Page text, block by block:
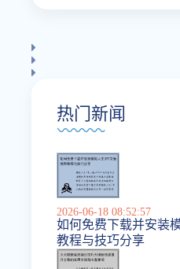
热门新闻
2026-06-18 08:52:57
如何免费下载并安装
教程与技巧分享